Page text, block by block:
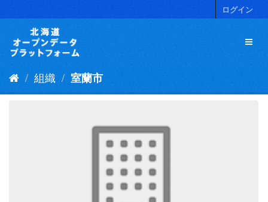
キ
ログイン
組織 室蘭市